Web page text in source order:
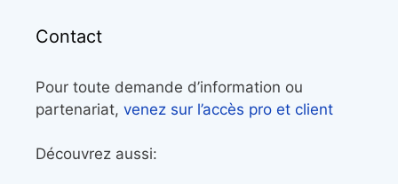
Contact
Pour toute demande d’information ou
partenariat, venez sur l’accès pro et client
Découvrez aussi: